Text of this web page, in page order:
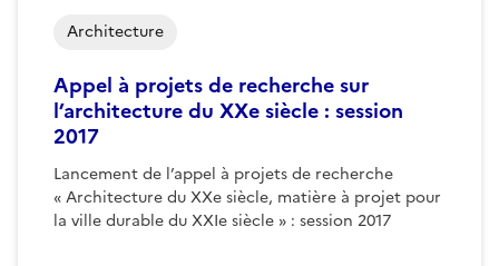
Appel à projets de recherche sur
l’architecture du XXe siècle : session
2017
Lancement de l’appel à projets de recherche
« Architecture du XXe siècle, matière à projet pour
la ville durable du XXIe siècle » : session 2017
Architecture